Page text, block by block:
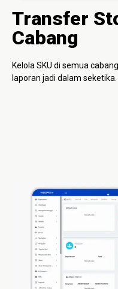
Transfer
Cabang
Kelola SKU di semua
laporan jadi dalam seketika.